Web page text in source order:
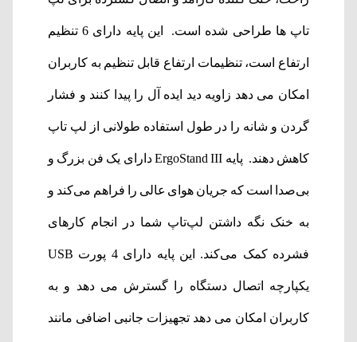
تاپ ها طراحی شده است. این پایه دارای 6 تنظیم
ارتفاع است، تنظیمات ارتفاع قابل تنظیم به کاربران
امکان می دهد زاویه دید ایده آل را پیدا کنند و فشار
گردن و شانه را در طول استفاده طولانی از لپ تاپ
کاهش دهند. پایه ErgoStand III دارای یک فن بزرگ و
بی‌صدا است که جریان هوای عالی را فراهم می‌کند و
به خنک نگه داشتن لپ‌تاپ شما در انجام کارهای
فشرده کمک می‌کند. این پایه دارای 4 پورت USB
یکپارچه اتصال دستگاه را گسترش می دهد و به
کاربران امکان می دهد تجهیزات جانبی اضافی مانند